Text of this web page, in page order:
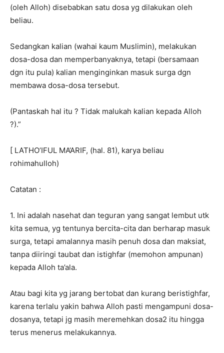
(oleh Alloh) disebabkan satu dosa yg dilakukan oleh
beliau.
Sedangkan kalian (wahai kaum Muslimin), melakukan
dosa-dosa dan memperbanyaknya, tetapi (bersamaan
dgn itu pula) kalian menginginkan masuk surga dgn
membawa dosa-dosa tersebut.
(Pantaskah hal itu ? Tidak malukah kalian kepada Alloh
?).”
[ LATHO’IFUL MA’ARIF, (hal. 81), karya beliau
rohimahulloh)
Catatan :
1. Ini adalah nasehat dan teguran yang sangat lembut utk
kita semua, yg tentunya bercita-cita dan berharap masuk
surga, tetapi amalannya masih penuh dosa dan maksiat,
tanpa diiringi taubat dan istighfar (memohon ampunan)
kepada Alloh ta’ala.
Atau bagi kita yg jarang bertobat dan kurang beristighfar,
karena terlalu yakin bahwa Alloh pasti mengampuni dosa-
dosanya, tetapi jg masih meremehkan dosa2 itu hingga
terus menerus melakukannya.